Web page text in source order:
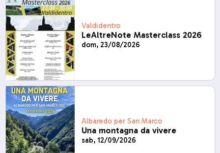
Valdidentro
LeAltreNote Masterclass 2026
dom, 23/08/2026
Albaredo per San Marco
Una montagna da vivere
sab, 12/09/2026